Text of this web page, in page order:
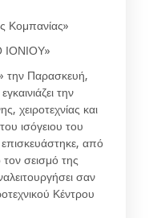
Κομπανίας»
την Παρασκευή,
την
χειροτεχνίας και
ισόγειου του
από
σεισμό της
σαν
Κέντρου